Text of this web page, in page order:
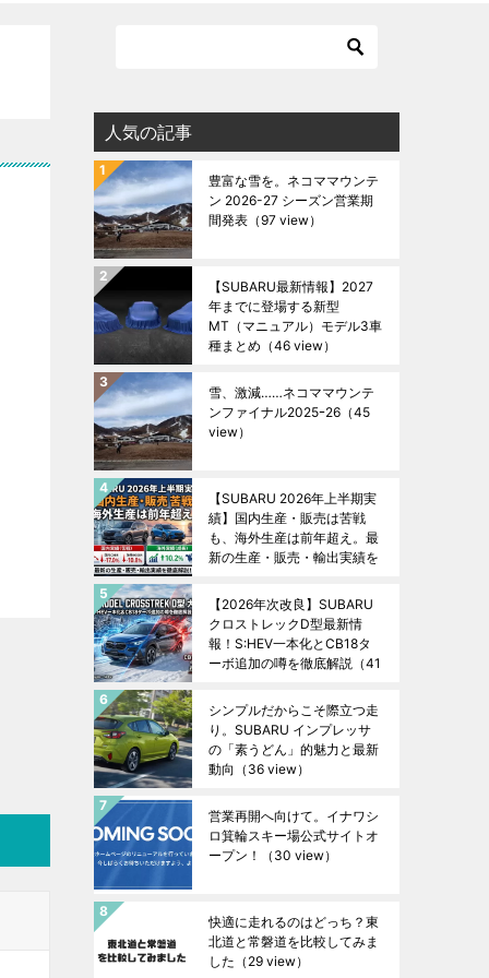
人気の記事
豊富な雪を。ネコママウンテ
ン 2026-27 シーズン営業期
間発表 （97 view）
【SUBARU最新情報】2027
年までに登場する新型
MT（マニュアル）モデル3車
種まとめ （46 view）
雪、激減……ネコママウンテ
ンファイナル2025ｰ26 （45
view）
【SUBARU 2026年上半期実
績】国内生産・販売は苦戦
も、海外生産は前年超え。最
新の生産・販売・輸出実績を
【2026年次改良】SUBARU
クロストレックD型最新情
報！S:HEV一本化とCB18タ
ーボ追加の噂を徹底解説 （41
シンプルだからこそ際立つ走
り。SUBARU インプレッサ
の「素うどん」的魅力と最新
動向 （36 view）
営業再開へ向けて。イナワシ
ロ箕輪スキー場公式サイトオ
ープン！
（30 view）
快適に走れるのはどっち？東
北道と常磐道を比較してみま
した （29 view）